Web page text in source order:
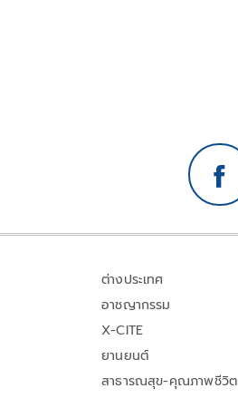
ต่างประเทศ
อาชญากรรม
X-CITE
ยานยนต์
สาธารณสุข-คุณภาพชีวิต